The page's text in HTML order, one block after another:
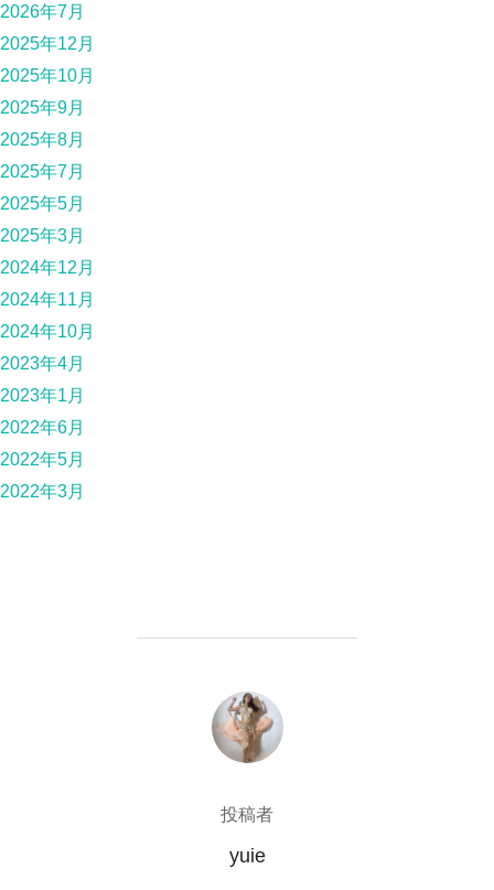
2026年7月
2025年12月
2025年10月
2025年9月
2025年8月
2025年7月
2025年5月
2025年3月
2024年12月
2024年11月
2024年10月
2023年4月
2023年1月
2022年6月
2022年5月
2022年3月
投稿者
投稿者
yuie